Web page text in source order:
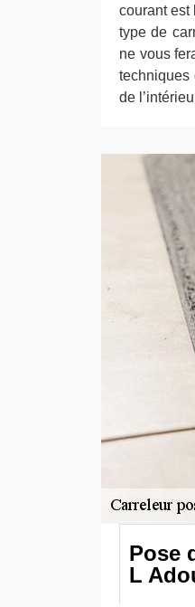
courant est
type de
ne vous
techniques
de
Pose
L